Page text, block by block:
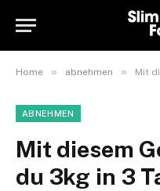
Home » abnehmen » Mit
ABNEHMEN
Mit diesem
du 3kg in 3